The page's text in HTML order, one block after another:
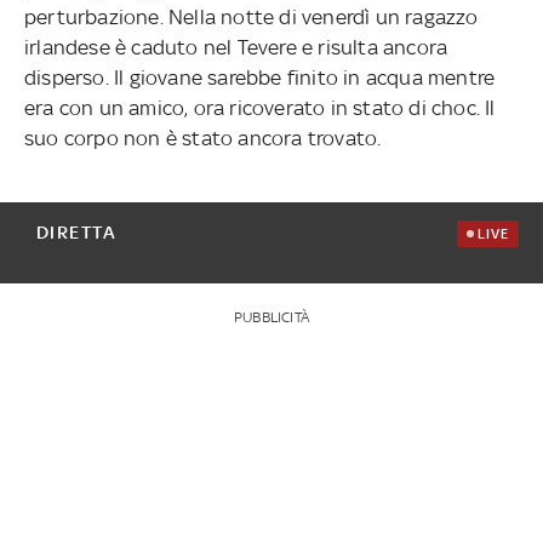
perturbazione. Nella notte di venerdì un ragazzo
irlandese è caduto nel Tevere e risulta ancora
disperso. Il giovane sarebbe finito in acqua mentre
era con un amico, ora ricoverato in stato di choc. Il
suo corpo non è stato ancora trovato.
DIRETTA LIVE
PUBBLICITÀ